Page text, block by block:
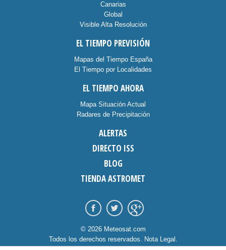
Canarias
Global
Visible Alta Resolución
EL TIEMPO PREVISIÓN
Mapas del Tiempo España
El Tiempo por Localidades
EL TIEMPO AHORA
Mapa Situación Actual
Radares de Precipitación
ALERTAS
DIRECTO ISS
BLOG
TIENDA ASTROMET
© 2026 Meteosat.com
Todos los derechos reservados. Nota Legal .